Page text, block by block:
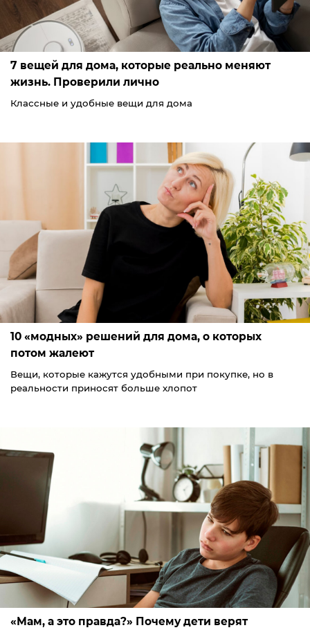
7 вещей для дома, которые реально меняют
жизнь. Проверили лично
Классные и удобные вещи для дома
10 «модных» решений для дома, о которых
потом жалеют
Вещи, которые кажутся удобными при покупке, но в
реальности приносят больше хлопот
«Мам, а это правда?» Почему дети верят